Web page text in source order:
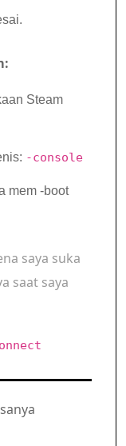
Steam
-console
mem -boot
saya suka
saat saya